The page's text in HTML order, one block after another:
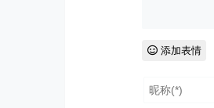
添加表情